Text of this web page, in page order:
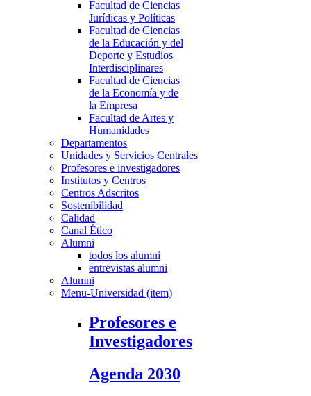
Facultad de Ciencias
Jurídicas y Políticas
Facultad de Ciencias
de la Educación y del
Deporte y Estudios
Interdisciplinares
Facultad de Ciencias
de la Economía y de
la Empresa
Facultad de Artes y
Humanidades
Departamentos
Unidades y Servicios Centrales
Profesores e investigadores
Institutos y Centros
Centros Adscritos
Sostenibilidad
Calidad
Canal Ético
Alumni
todos los alumni
entrevistas alumni
Alumni
Menu-Universidad (item)
Profesores e
Investigadores
Agenda 2030